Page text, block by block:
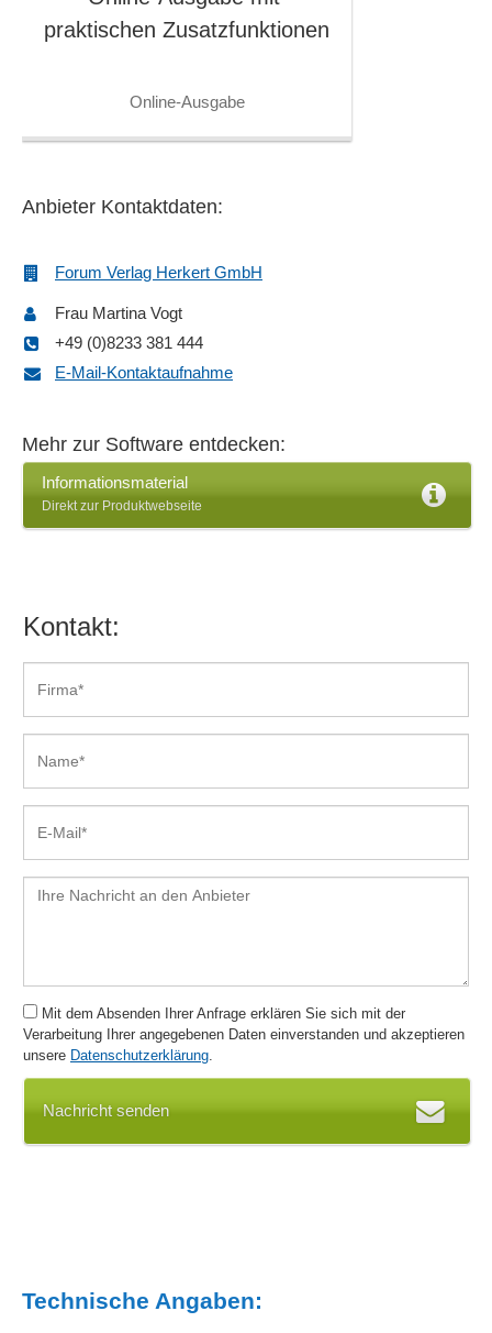
praktischen Zusatzfunktionen
Online-Ausgabe
Anbieter Kontaktdaten:
Forum Verlag Herkert GmbH
Frau Martina Vogt
+49 (0)8233 381 444
E-Mail-Kontaktaufnahme
Mehr zur Software entdecken:
Informationsmaterial
Direkt zur Produktwebseite
Kontakt:
Mit dem Absenden Ihrer Anfrage erklären Sie sich mit der
Verarbeitung Ihrer angegebenen Daten einverstanden und akzeptieren
unsere Datenschutzerklärung.
Nachricht senden
Technische Angaben: